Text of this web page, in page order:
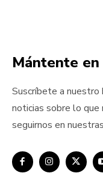
Mántente
Suscríbete a
noticias sobre lo que
seguirnos en